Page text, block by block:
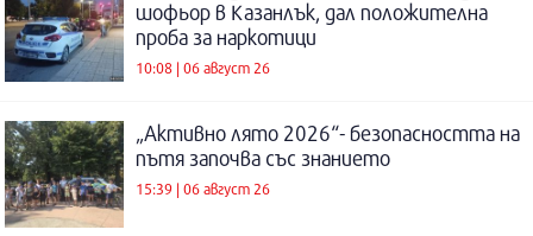
шофьор в Казанлък, дал положителна
проба за наркотици
10:08 | 06 август 26
„Активно лято 2026“- безопасността на
пътя започва със знанието
15:39 | 06 август 26